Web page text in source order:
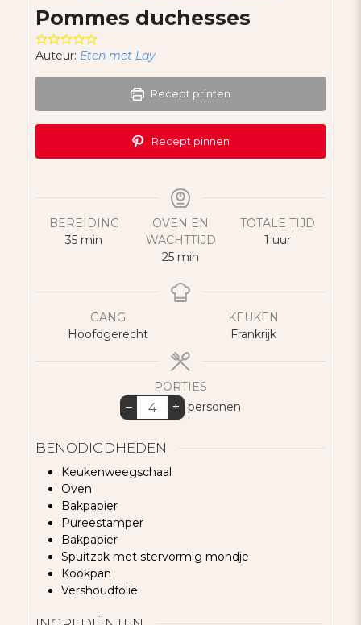
Pommes duchesses
Auteur: Eten met Lay
Recept printen
Recept pinnen
BEREIDING
35minuten
min
OVEN EN
WACHTTIJD
25minuten
min
TOTALE TIJD
1 uur
uur
GANG
Hoofdgerecht
KEUKEN
Frankrijk
PORTIES
– + personen
BENODIGDHEDEN
Keukenweegschaal
Oven
Bakpapier
Pureestamper
Bakpapier
Spuitzak met stervormig mondje
Kookpan
Vershoudfolie